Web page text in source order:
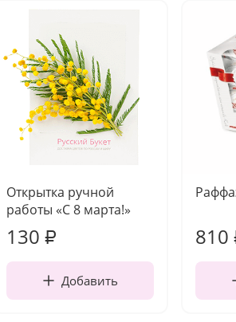
Открытка ручной
работы «С 8 марта!»
130 ₽
Добавить
810